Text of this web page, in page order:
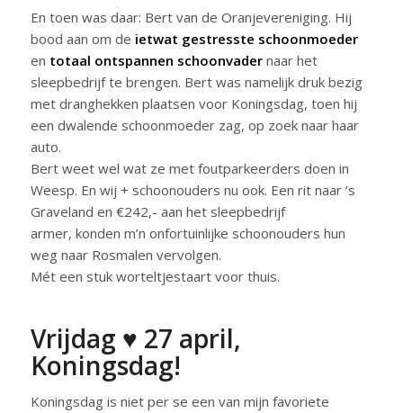
En toen was daar: Bert van de Oranjevereniging. Hij
bood aan om de ietwat gestresste schoonmoeder
en totaal ontspannen schoonvadernaar het
sleepbedrijf te brengen. Bert was namelijk druk bezig
met dranghekken plaatsen voor Koningsdag, toen hij
een dwalende schoonmoeder zag, op zoek naar haar
auto.
Bert weet wel wat ze met foutparkeerders doen in
Weesp. En wij + schoonouders nu ook. Een rit naar ’s
Graveland en €242,- aan het sleepbedrijf
armer, konden m’n onfortuinlijke schoonouders hun
weg naar Rosmalen vervolgen.
Mét een stuk worteltjestaart voor thuis.
Vrijdag ♥ 27 april,
Koningsdag!
Koningsdag is niet per se een van mijn favoriete